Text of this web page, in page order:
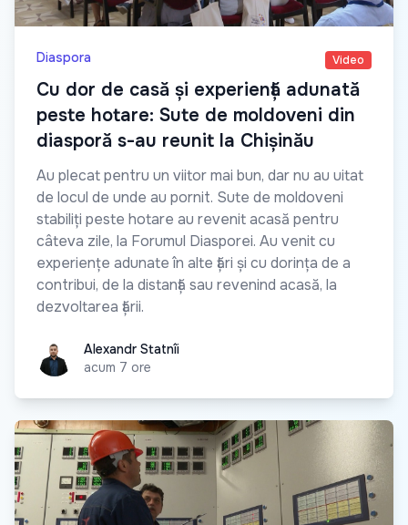
Diaspora Video
Cu dor de casă și experiență adunată
peste hotare: Sute de moldoveni din
diasporă s-au reunit la Chișinău
Au plecat pentru un viitor mai bun, dar nu au uitat
de locul de unde au pornit. Sute de moldoveni
stabiliți peste hotare au revenit acasă pentru
câteva zile, la Forumul Diasporei. Au venit cu
experiențe adunate în alte țări și cu dorința de a
contribui, de la distanță sau revenind acasă, la
dezvoltarea țării.
Alexandr Statnîi
Alexandr Statnîi
acum 7 ore